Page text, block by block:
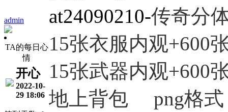
admin
TA的每日心
情
开心
2022-10-
29 18:06
at24090210-传奇分
15张衣服内观+600
15张武器内观+600
地上背包 png格式